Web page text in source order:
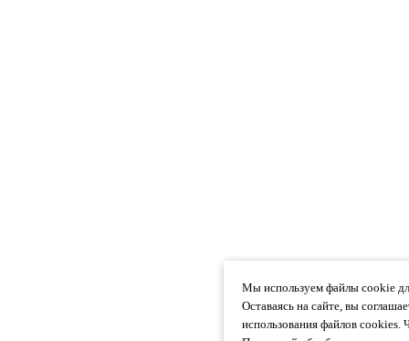
Мы используем файлы cookie
Оставаясь на сайте, вы
использования файлов cookies.